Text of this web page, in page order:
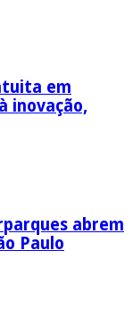
em
inovação,
abrem
Paulo